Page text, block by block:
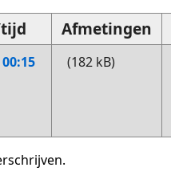
Afmetingen
(182 kB)